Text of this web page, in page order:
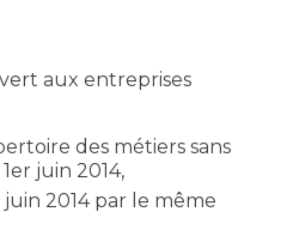
aux entreprises
des métiers sans
juin 2014,
2014 par le même